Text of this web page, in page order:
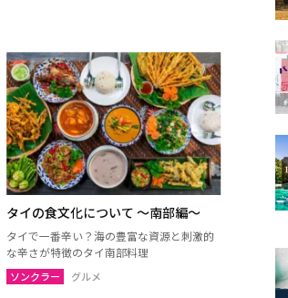
タイの食文化について 〜南部編〜
タイで一番辛い？海の豊富な資源と刺激的
な辛さが特徴のタイ南部料理
ソンクラー グルメ